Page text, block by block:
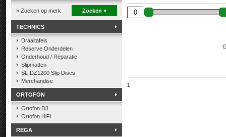
» Zoeken op merk Zoeken »
TECHNICS
Draaitafels
Reserve Onderdelen
Onderhoud / Reparatie
Slipmatten
SL-DZ1200 Slip Discs
Merchandise
ORTOFON
Ortofon DJ
Ortofon HiFi
REGA
1